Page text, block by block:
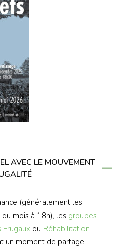
AVEC LE MOUVEMENT
(généralement les
mois à 18h), les groupes
Frugaux ou Réhabilitation
un moment de partage